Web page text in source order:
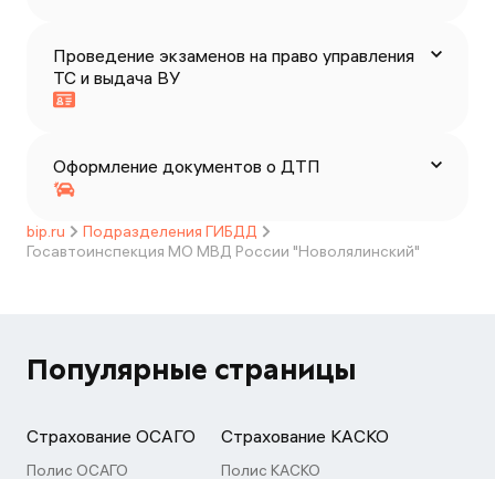
Проведение экзаменов на право управления
ТС и выдача ВУ
Оформление документов о ДТП
bip.ru
Подразделения ГИБДД
Госавтоинспекция МО МВД России "Новолялинский"
Популярные страницы
Страхование ОСАГО
Полис ОСАГО
Страхование КАСКО
Полис КАСКО